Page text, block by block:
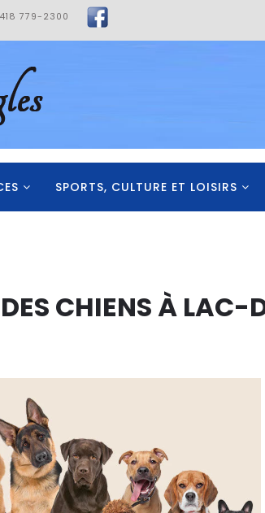
418 779-2300
SPORTS, CULTURE ET LOISIRS
CHIENS À